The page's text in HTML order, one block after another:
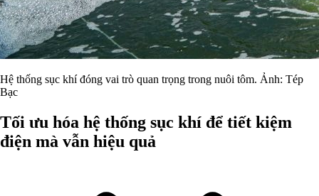
Hệ thống sục khí đóng vai trò quan trọng trong nuôi tôm. Ảnh: Tép
Bạc
Tối ưu hóa hệ thống sục khí để tiết kiệm
điện mà vẫn hiệu quả